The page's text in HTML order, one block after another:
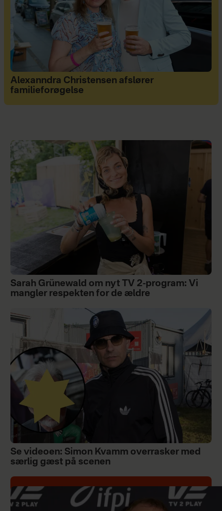
Alexanndra Christensen afslører
familieforøgelse
Sarah Grünewald om nyt TV 2-program: Vi
mangler respekten for de ældre
Se videoen: Simon Kvamm overrasker med
særlig gæst på scenen